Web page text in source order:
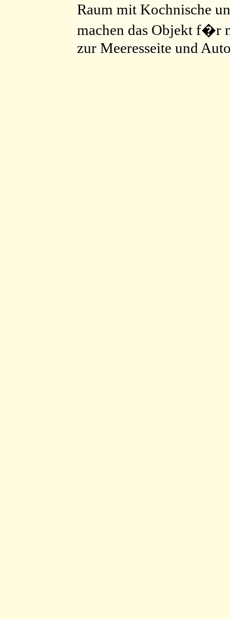
Raum mit Kochnische
machen das Objekt f�r
zur Meeresseite und